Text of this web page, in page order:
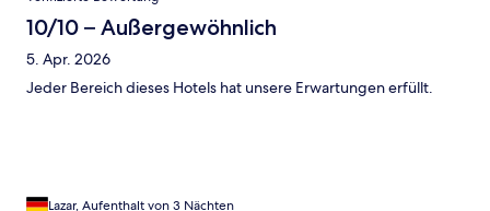
10/10 – Außergewöhnlich
5. Apr. 2026
Jeder Bereich dieses Hotels hat unsere Erwartungen erfüllt.
Lazar, Aufenthalt von 3 Nächten